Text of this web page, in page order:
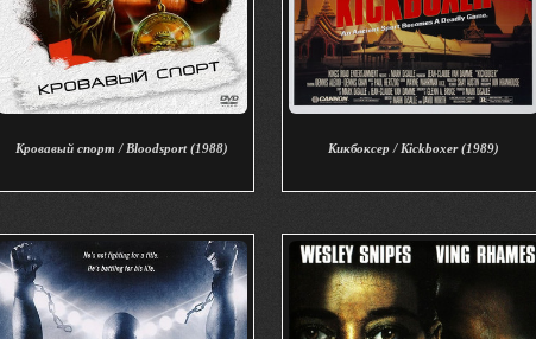
Кровавый спорт / Bloodsport (1988) Кикбоксер / Kickboxer (1989)